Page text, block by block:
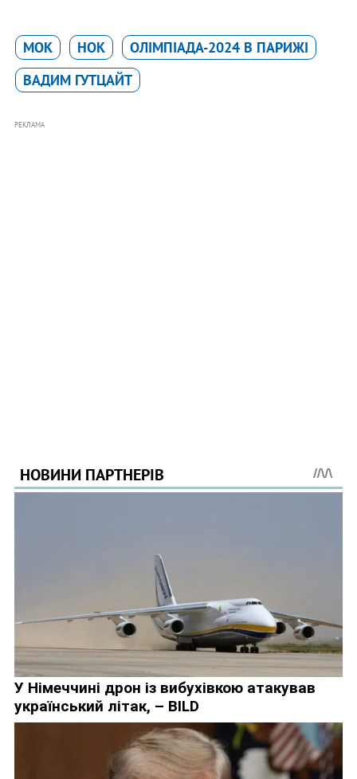
МОК НОК
ОЛІМПІАДА-2024 В ПАРИЖІ
ВАДИМ ГУТЦАЙТ
РЕКЛАМА